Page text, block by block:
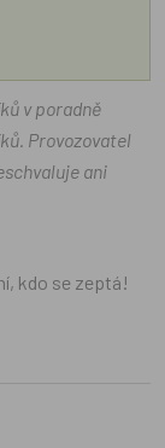
v poradně
Provozovatel
ani
kdo se zeptá!